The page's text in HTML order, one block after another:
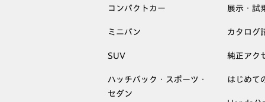
コンパクトカー
ミニバン
SUV
ハッチバック・スポーツ・
セダン
展示・試
カタログ
純正アク
はじめて